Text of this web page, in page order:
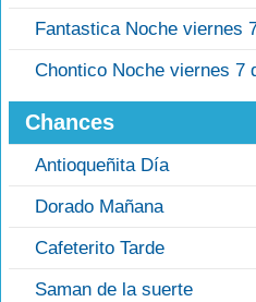
Fantastica Noche viernes
Chontico Noche viernes 7
Chances
Antioqueñita Día
Dorado Mañana
Cafeterito Tarde
Saman de la suerte